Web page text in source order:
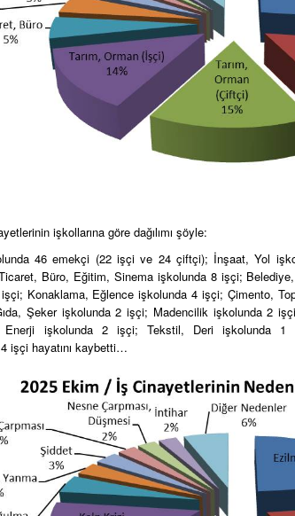
işkollarına göre dağılımı şöyle:
46 emekçi (22 işçi ve 24 çiftçi); İnşaat, Yol
Büro, Eğitim, Sinema işkolunda 8 işçi;
Konaklama, Eğlence işkolunda 4 işçi; Çimento,
Şeker işkolunda 2 işçi; Madencilik işkolunda 2
işkolunda 2 işçi; Tekstil, Deri işkolunda 1
işçi hayatını kaybetti…